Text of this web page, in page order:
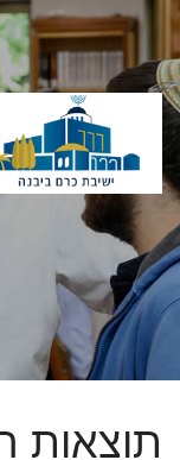
תוצאות